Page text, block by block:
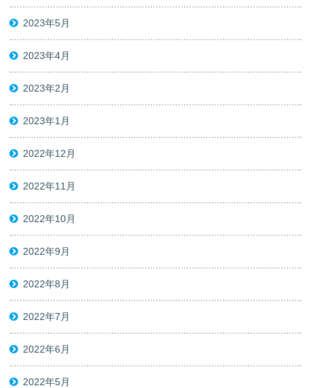
2023年5月
2023年4月
2023年2月
2023年1月
2022年12月
2022年11月
2022年10月
2022年9月
2022年8月
2022年7月
2022年6月
2022年5月